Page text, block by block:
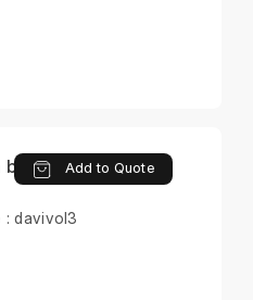
brok 14Add to Quote
: davivol3